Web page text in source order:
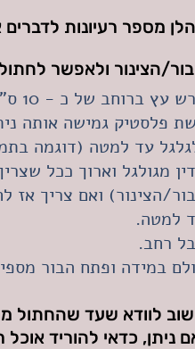
מספר רעיונות
הצינור ולאפשר
עץ ברוחב של כ - 10 ס"מ לפחות.
פלסטיק גמישה אותה
עד למטה (דוגמה
מגולגל וארוך ככל
הצינור) ואם צריך אז
למטה.
רחב.
במידה ופתח הבור
לוודא שעד שהחתול
ניתן, כדאי להוריד